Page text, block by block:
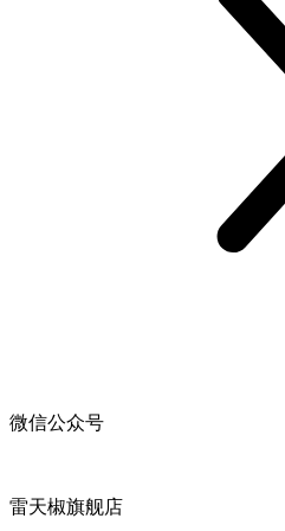
微信公众号
雷天椒旗舰店